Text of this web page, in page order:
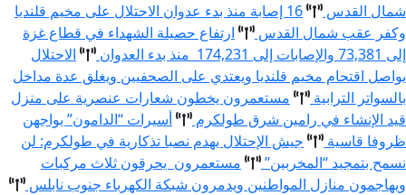
شمال القدس
16 إصابة منذ بدء عدوان الاحتلال على مخيم قلنديا
وكفر عقب شمال القدس
ارتفاع حصيلة الشهداء في قطاع غزة
إلى 73,381 والإصابات إلى 174,231 منذ بدء العدوان
الاحتلال
يواصل اقتحام مخيم قلنديا ويعتدي على الصحفيين ويغلق عدة مداخل
بالسواتر الترابية
مستعمرون يخطون شعارات عنصرية على منزل
قيد الإنشاء في رامين شرق طولكرم
أسيرات “الدامون” يواجهن
ظروفا قاسية
جيش الإحتلال يهدم نصبا تذكارية في طولكرم: لن
نسمح بتمجيد “المخربين”
مستعمرون يحرقون ثلاث مركبات
ويهاجمون منازل المواطنين ويدمرون شبكة الكهرباء جنوب نابلس